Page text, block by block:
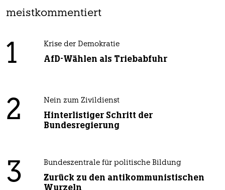
meistkommentiert
1 Krise der Demokratie
AfD-Wählen als Triebabfuhr
2 Nein zum Zivildienst
Hinterlistiger Schritt der
Bundesregierung
3 Bundeszentrale für politische Bildung
Zurück zu den antikommunistischen
Wurzeln